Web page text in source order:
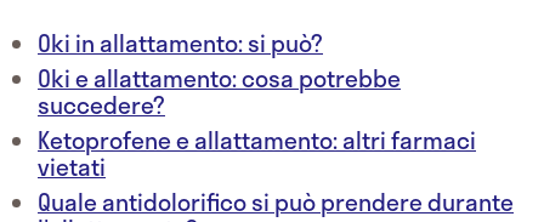
Oki in allattamento: si può?
Oki e allattamento: cosa potrebbe
succedere?
Ketoprofene e allattamento: altri farmaci
vietati
Quale antidolorifico si può prendere durante